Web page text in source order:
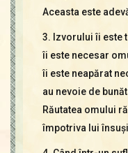
Aceasta este
3. Izvorului îi este
îi este necesar
îi este neapărat
au nevoie de
Răutatea omului
împotriva lui